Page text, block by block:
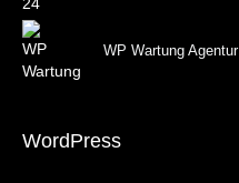
WP Wartung Agentur
WordPress